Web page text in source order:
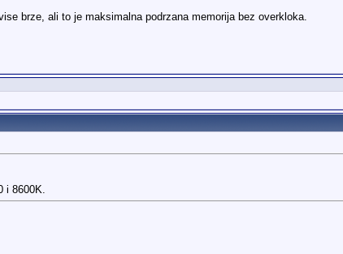
brze, ali to je maksimalna podrzana memorija bez overkloka.
i 8600K.